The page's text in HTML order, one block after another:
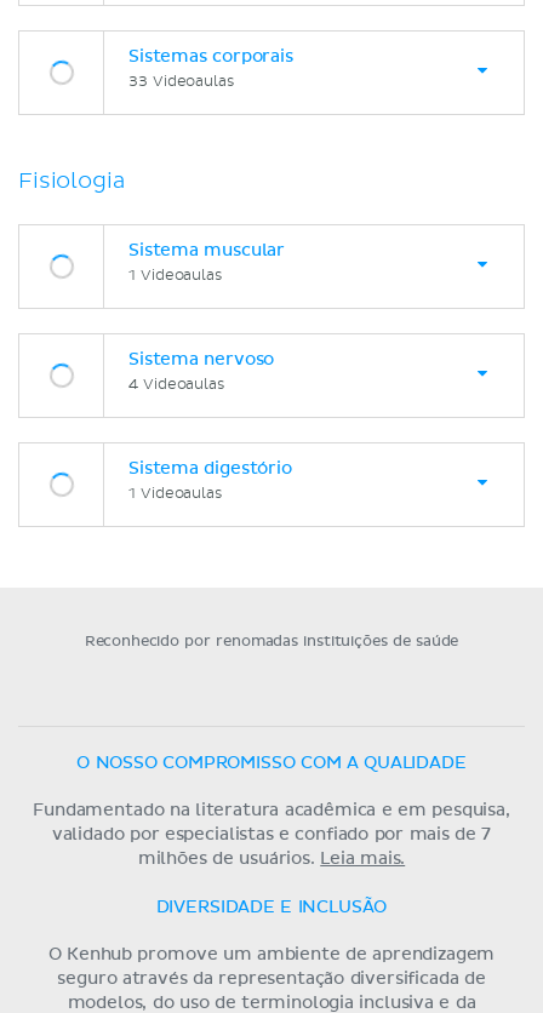
Sistemas corporais
33 Videoaulas
Fisiologia
Sistema muscular
1 Videoaulas
Sistema nervoso
4 Videoaulas
Sistema digestório
1 Videoaulas
Reconhecido por renomadas instituições de saúde
O NOSSO COMPROMISSO COM A QUALIDADE
Fundamentado na literatura acadêmica e em pesquisa,
validado por especialistas e confiado por mais de 7
milhões de usuários. Leia mais.
DIVERSIDADE E INCLUSÃO
O Kenhub promove um ambiente de aprendizagem
seguro através da representação diversificada de
modelos, do uso de terminologia inclusiva e da